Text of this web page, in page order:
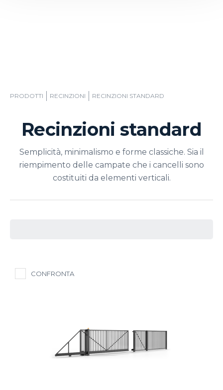
PRODOTTI RECINZIONI RECINZIONI STANDARD
Recinzioni standard
Semplicità, minimalismo e forme classiche. Sia il
riempimento delle campate che i cancelli sono
costituiti da elementi verticali.
CONFRONTA